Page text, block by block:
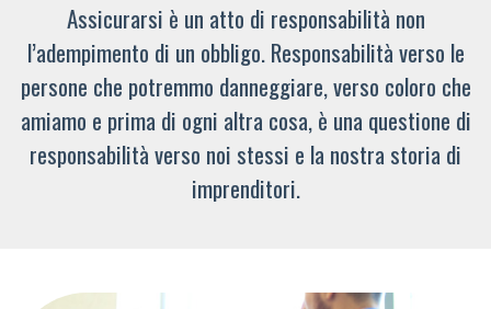
Assicurarsi è un atto di responsabilità non
l’adempimento di un obbligo. Responsabilità verso le
persone che potremmo danneggiare, verso coloro che
amiamo e prima di ogni altra cosa, è una questione di
responsabilità verso noi stessi e la nostra storia di
imprenditori.